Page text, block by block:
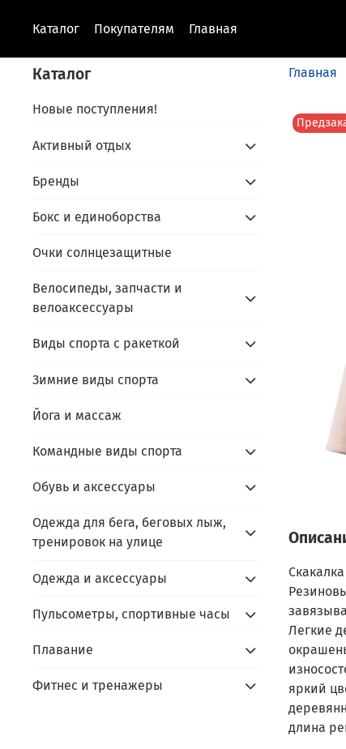
Каталог Покупателям Главная
Главная
Легкие
яркий
длина
Каталог
Новые поступления!
Активный отдых
Бренды
Бокс и единоборства
Очки солнцезащитные
Велосипеды, запчасти и
велоаксессуары
Виды спорта с ракеткой
Зимние виды спорта
Йога и массаж
Командные виды спорта
Обувь и аксессуары
Одежда для бега, беговых лыж,
тренировок на улице
Одежда и аксессуары
Пульсометры, спортивные часы
Плавание
Фитнес и тренажеры